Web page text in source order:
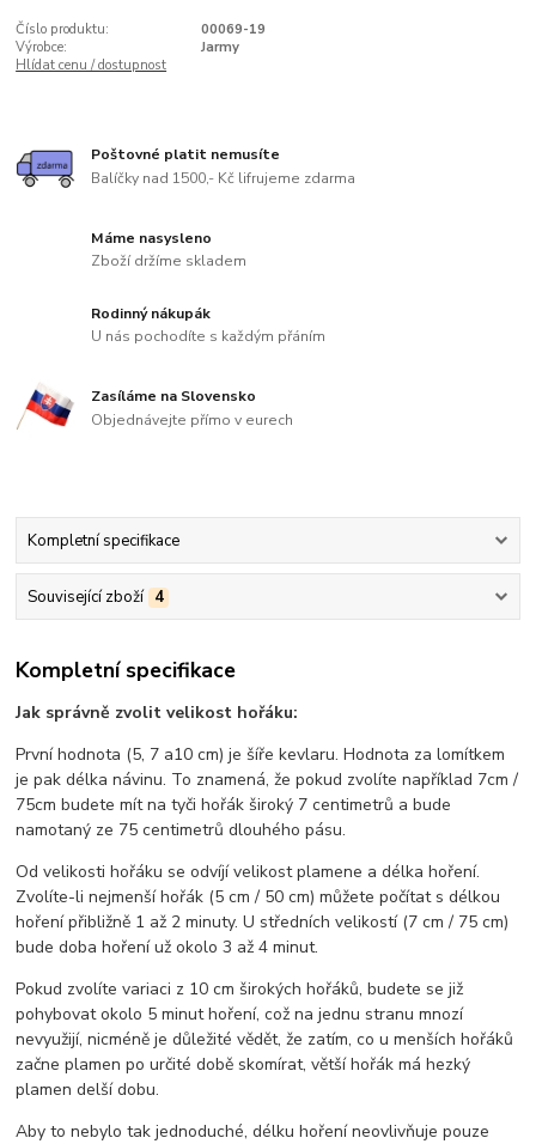
Číslo produktu:
00069-19
Výrobce:
Jarmy
Hlídat cenu / dostupnost
Poštovné platit nemusíte
Balíčky nad 1500,- Kč lifrujeme zdarma
Máme nasysleno
Zboží držíme skladem
Rodinný nákupák
U nás pochodíte s každým přáním
Zasíláme na Slovensko
Objednávejte přímo v eurech
Kompletní specifikace
Související zboží 4
Kompletní specifikace
Jak správně zvolit velikost hořáku:
První hodnota (5, 7 a10 cm) je šíře kevlaru. Hodnota za lomítkem
je pak délka návinu. To znamená, že pokud zvolíte například 7cm /
75cm budete mít na tyči hořák široký 7 centimetrů a bude
namotaný ze 75 centimetrů dlouhého pásu.
Od velikosti hořáku se odvíjí velikost plamene a délka hoření.
Zvolíte-li nejmenší hořák (5 cm / 50 cm) můžete počítat s délkou
hoření přibližně 1 až 2 minuty. U středních velikostí (7 cm / 75 cm)
bude doba hoření už okolo 3 až 4 minut.
Pokud zvolíte variaci z 10 cm širokých hořáků, budete se již
pohybovat okolo 5 minut hoření, což na jednu stranu mnozí
nevyužijí, nicméně je důležité vědět, že zatím, co u menších hořáků
začne plamen po určité době skomírat, větší hořák má hezký
plamen delší dobu.
Aby to nebylo tak jednoduché, délku hoření neovlivňuje pouze